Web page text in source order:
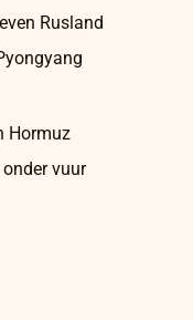
Rusland
Hormuz
vuur